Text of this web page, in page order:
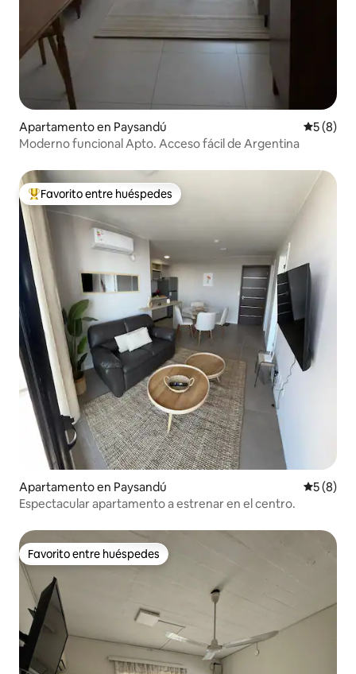
Apartamento en Paysandú
5 (8)
Moderno funcional Apto. Acceso fácil de Argentina
Favorito entre huéspedes preferido
Favorito entre huéspedes
Apartamento en Paysandú
5 (8)
Espectacular apartamento a estrenar en el centro.
Favorito entre huéspedes
Favorito entre huéspedes